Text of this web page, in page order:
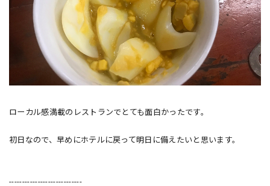
ローカル感満載のレストランでとても面白かったです。
初日なので、早めにホテルに戻って明日に備えたいと思います。
----------------------------